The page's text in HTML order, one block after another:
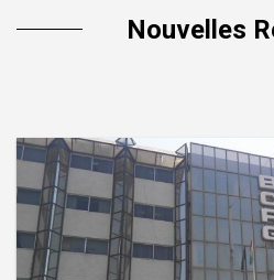
Nouvelles